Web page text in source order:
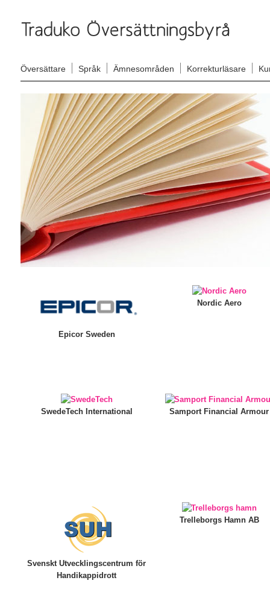
Översättare Språk Ämnesområden Korrekturläsare
Epicor Sweden
Nordic Aero
SwedeTech International Samport Financial Armour
Svenskt Utvecklingscentrum för
Handikappidrott
Trelleborgs Hamn AB